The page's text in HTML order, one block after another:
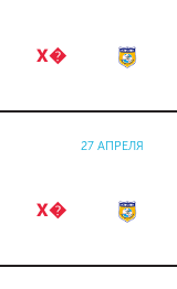
Х�
27 АПРЕЛЯ
Х�